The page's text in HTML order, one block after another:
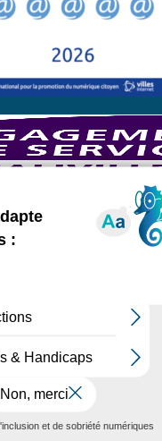
– Site officiel de la Ville